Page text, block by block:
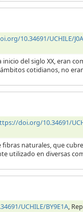
10.34691/UCHILE/
del siglo XX, eran
cotidianos, no
doi.org/10.34691/
naturales, que
utilizado en diversas
UCHILE/BY9E1A,